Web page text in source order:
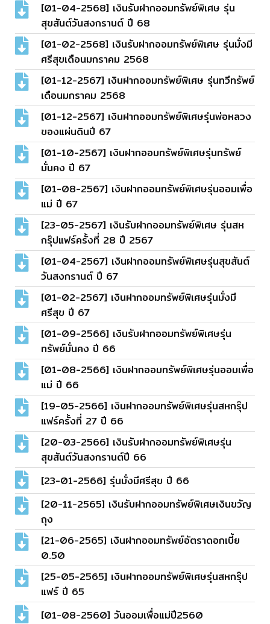
[01-04-2568] เงินรับฝากออมทรัพย์พิเศษ รุ่น
สุขสันต์วันสงกรานต์ ปี 68
[01-02-2568] เงินรับฝากออมทรัพย์พิเศษ รุ่นมั่งมี
ศรีสุขเดือนมกราคม 2568
[01-12-2567] เงินฝากออมทรัพย์พิเศษ รุ่นทวีทรัพย์
เดือนมกราคม 2568
[01-12-2567] เงินฝากออมทรัพย์พิเศษรุ่นพ่อหลวง
ของแผ่นดินปี 67
[01-10-2567] เงินฝากออมทรัพย์พิเศษรุ่นทรัพย์
มั่นคง ปี 67
[01-08-2567] เงินฝากออมทรัพย์พิเศษรุ่นออมเพื่อ
แม่ ปี 67
[23-05-2567] เงินรับฝากออมทรัพย์พิเศษ รุ่นสห
กรุ๊ปแฟร์ครั้งที่ 28 ปี 2567
[01-04-2567] เงินฝากออมทรัพย์พิเศษรุ่นสุขสันต์
วันสงกรานต์ ปี 67
[01-02-2567] เงินฝากออมทรัพย์พิเศษรุ่นมั่งมี
ศรีสุข ปี 67
[01-09-2566] เงินรับฝากออมทรัพย์พิเศษรุ่น
ทรัพย์มั่นคง ปี 66
[01-08-2566] เงินฝากออมทรัพย์พิเศษรุ่นออมเพื่อ
แม่ ปี 66
[19-05-2566] เงินฝากออมทรัพย์พิเศษรุ่นสหกรุ๊ป
แฟร์ครั้งที่ 27 ปี 66
[20-03-2566] เงินรับฝากออมทรัพย์พิเศษรุ่น
สุขสันต์วันสงกรานต์ปี 66
[23-01-2566] รุ่นมั่งมีศรีสุข ปี 66
[20-11-2565] เงินรับฝากออมทรัพย์พิเศษเงินขวัญ
ถุง
[21-06-2565] เงินฝากออมทรัพย์อัตราดอกเบี้ย
0.50
[25-05-2565] เงินฝากออมทรัพย์พิเศษรุ่นสหกรุ๊ป
แฟร์ ปี 65
[01-08-2560] วันออมเพื่อแม่ปี2560